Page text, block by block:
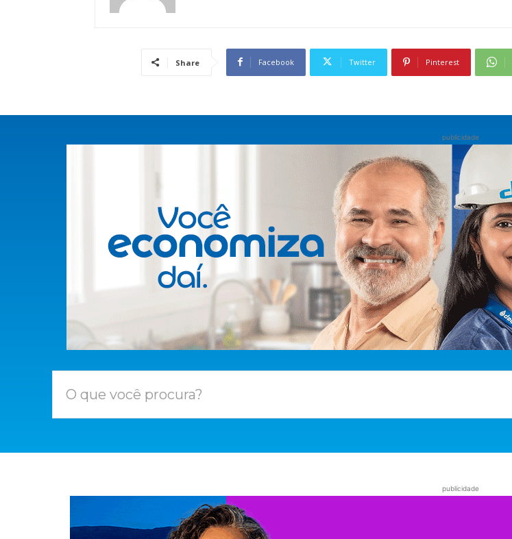
Share Facebook Twitter Pinterest
publicidade
O que você procura?
publicidade